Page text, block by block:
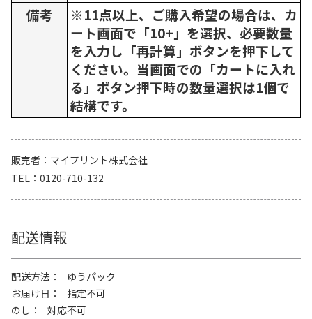
備考
※11点以上、ご購入希望の場合は、カ
ート画面で「10+」を選択、必要数量
を入力し「再計算」ボタンを押下して
ください。当画面での「カートに入れ
る」ボタン押下時の数量選択は1個で
結構です。
販売者
マイプリント株式会社
TEL
0120-710-132
配送情報
配送方法
ゆうパック
お届け日
指定不可
のし
対応不可